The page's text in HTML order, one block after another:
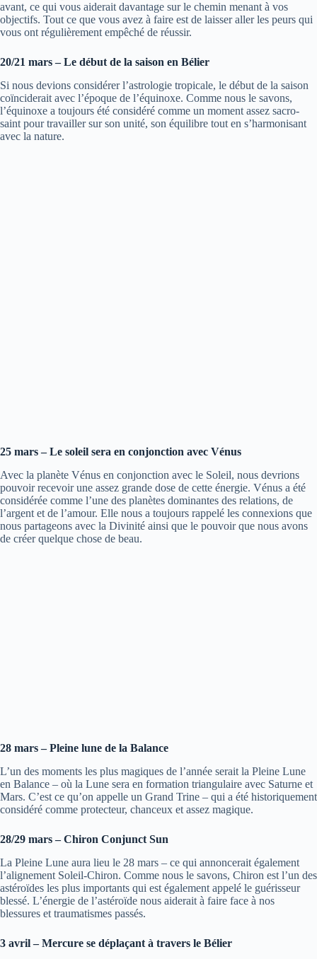
avant, ce qui vous aiderait davantage sur le chemin menant à vos
objectifs. Tout ce que vous avez à faire est de laisser aller les peurs qui
vous ont régulièrement empêché de réussir.
20/21 mars – Le début de la saison en Bélier
Si nous devions considérer l’astrologie tropicale, le début de la saison
coïnciderait avec l’époque de l’équinoxe. Comme nous le savons,
l’équinoxe a toujours été considéré comme un moment assez sacro-
saint pour travailler sur son unité, son équilibre tout en s’harmonisant
avec la nature.
25 mars – Le soleil sera en conjonction avec Vénus
Avec la planète Vénus en conjonction avec le Soleil, nous devrions
pouvoir recevoir une assez grande dose de cette énergie. Vénus a été
considérée comme l’une des planètes dominantes des relations, de
l’argent et de l’amour. Elle nous a toujours rappelé les connexions que
nous partageons avec la Divinité ainsi que le pouvoir que nous avons
de créer quelque chose de beau.
28 mars – Pleine lune de la Balance
L’un des moments les plus magiques de l’année serait la Pleine Lune
en Balance – où la Lune sera en formation triangulaire avec Saturne et
Mars. C’est ce qu’on appelle un Grand Trine – qui a été historiquement
considéré comme protecteur, chanceux et assez magique.
28/29 mars – Chiron Conjunct Sun
La Pleine Lune aura lieu le 28 mars – ce qui annoncerait également
l’alignement Soleil-Chiron. Comme nous le savons, Chiron est l’un des
astéroïdes les plus importants qui est également appelé le guérisseur
blessé. L’énergie de l’astéroïde nous aiderait à faire face à nos
blessures et traumatismes passés.
3 avril – Mercure se déplaçant à travers le Bélier